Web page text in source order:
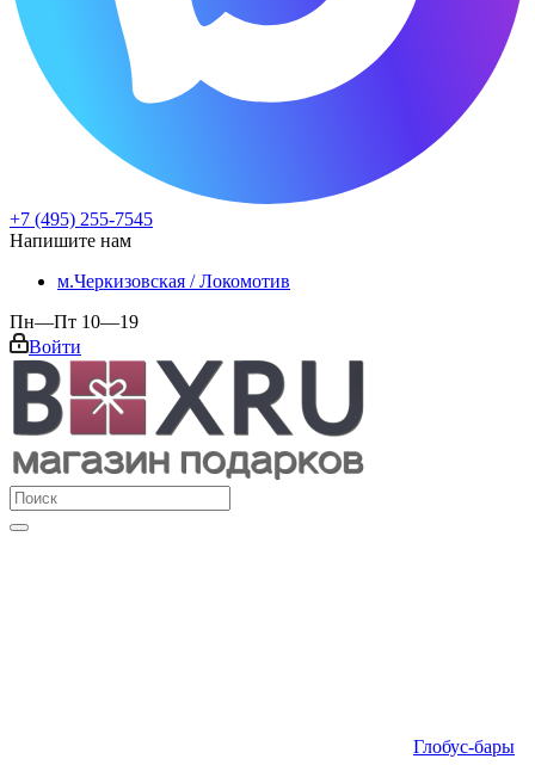
+7 (495) 255-7545
Напишите нам
м.Черкизовская / Локомотив
Пн—Пт 10—19
Войти
Глобус-бары